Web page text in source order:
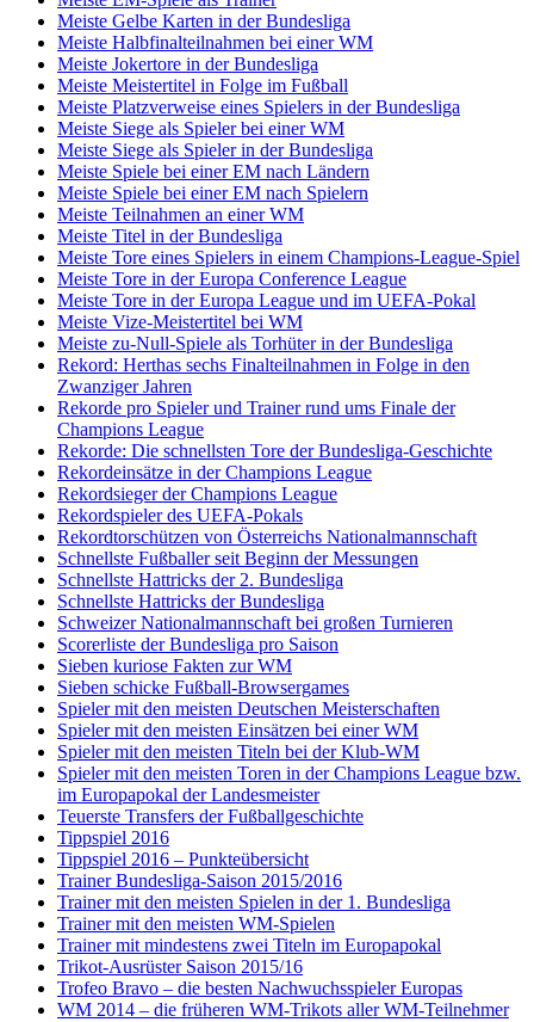
Meiste Gelbe Karten in der Bundesliga
Meiste Halbfinalteilnahmen bei einer WM
Meiste Jokertore in der Bundesliga
Meiste Meistertitel in Folge im Fußball
Meiste Platzverweise eines Spielers in der Bundesliga
Meiste Siege als Spieler bei einer WM
Meiste Siege als Spieler in der Bundesliga
Meiste Spiele bei einer EM nach Ländern
Meiste Spiele bei einer EM nach Spielern
Meiste Teilnahmen an einer WM
Meiste Titel in der Bundesliga
Meiste Tore eines Spielers in einem Champions-League-Spiel
Meiste Tore in der Europa Conference League
Meiste Tore in der Europa League und im UEFA-Pokal
Meiste Vize-Meistertitel bei WM
Meiste zu-Null-Spiele als Torhüter in der Bundesliga
Rekord: Herthas sechs Finalteilnahmen in Folge in den
Zwanziger Jahren
Rekorde pro Spieler und Trainer rund ums Finale der
Champions League
Rekorde: Die schnellsten Tore der Bundesliga-Geschichte
Rekordeinsätze in der Champions League
Rekordsieger der Champions League
Rekordspieler des UEFA-Pokals
Rekordtorschützen von Österreichs Nationalmannschaft
Schnellste Fußballer seit Beginn der Messungen
Schnellste Hattricks der 2. Bundesliga
Schnellste Hattricks der Bundesliga
Schweizer Nationalmannschaft bei großen Turnieren
Scorerliste der Bundesliga pro Saison
Sieben kuriose Fakten zur WM
Sieben schicke Fußball-Browsergames
Spieler mit den meisten Deutschen Meisterschaften
Spieler mit den meisten Einsätzen bei einer WM
Spieler mit den meisten Titeln bei der Klub-WM
Spieler mit den meisten Toren in der Champions League bzw.
im Europapokal der Landesmeister
Teuerste Transfers der Fußballgeschichte
Tippspiel 2016
Tippspiel 2016 – Punkteübersicht
Trainer Bundesliga-Saison 2015/2016
Trainer mit den meisten Spielen in der 1. Bundesliga
Trainer mit den meisten WM-Spielen
Trainer mit mindestens zwei Titeln im Europapokal
Trikot-Ausrüster Saison 2015/16
Trofeo Bravo – die besten Nachwuchsspieler Europas
WM 2014 – die früheren WM-Trikots aller WM-Teilnehmer